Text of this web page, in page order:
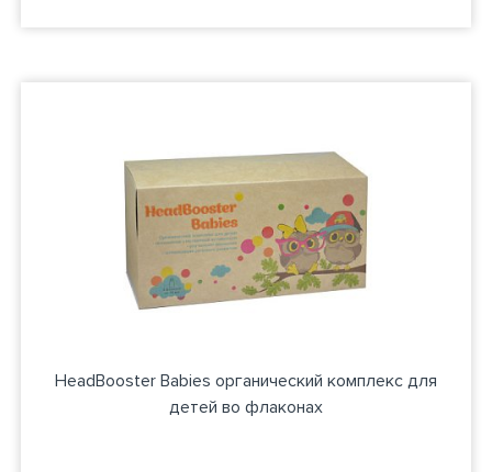
HeadBooster Babies органический комплекс для
детей во флаконах